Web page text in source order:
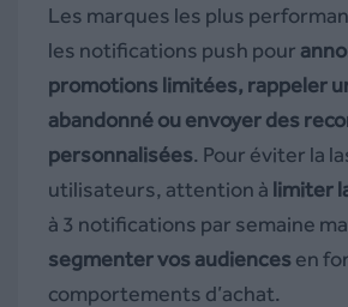
Les marques les plus
les notifications push pour
promotions limitées, rappeler
abandonné ou envoyer des
personnalisées. Pour éviter la
utilisateurs, attention à limiter
à 3 notifications par semaine
segmenter vos audiencesen
comportements d’achat.